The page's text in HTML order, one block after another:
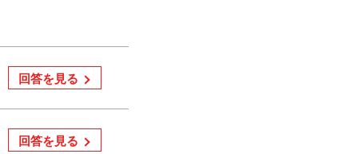
回答を見る
回答を見る